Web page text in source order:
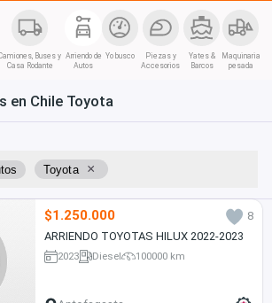
Buses y
Casa Rodante
Arriendo de
Autos
Yo busco
Piezas y
Accesorios
Yates &
Barcos
Maquinaria
pesada
en Chile Toyota
Toyota ×
$1.250.000
8
ARRIENDO TOYOTAS HILUX 2022-2023
2023 Diesel 100000 km